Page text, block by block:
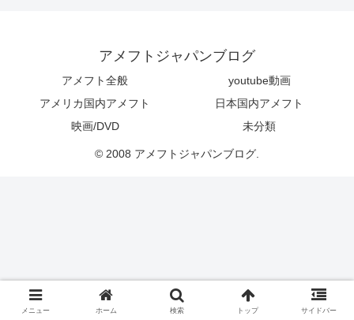
アメフトジャパンブログ
アメフト全般
youtube動画
アメリカ国内アメフト
日本国内アメフト
映画/DVD
未分類
© 2008 アメフトジャパンブログ.
メニュー ホーム 検索 トップ サイドバー